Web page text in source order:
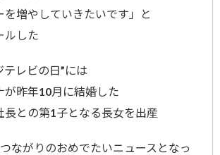
を増やしていきたいです」と
ルした
レビの日”には
が昨年10月に結婚した
長との第1子となる長女を出産
ながりのおめでたいニュースとなっ